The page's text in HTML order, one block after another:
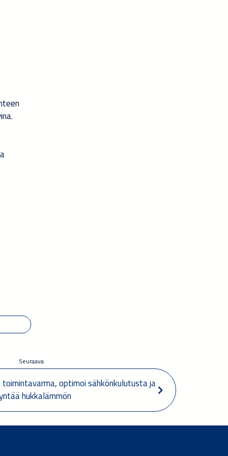
Seuraava
optimoi sähkönkulutusta ja
hukkalämmön